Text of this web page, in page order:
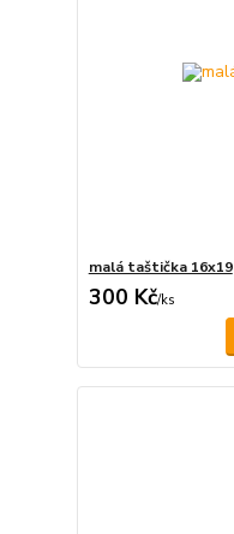
malá taštička 16x19
300 Kč/ks